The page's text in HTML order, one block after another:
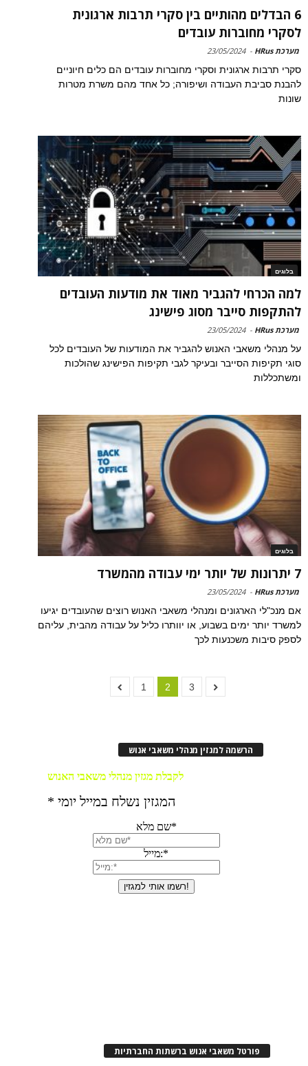
6 הבדלים מהותיים בין סקרי תרבות ארגונית
לסקרי מחוברות עובדים
מערכת HRus -
23/05/2024
סקרי תרבות ארגונית וסקרי מחוברות עובדים הם כלים חיוניים
להבנת סביבת העבודה ושיפורה; כל אחד מהם משרת מטרות
שונות
בלוגים
למה הכרחי להגביר מאוד את מודעות העובדים
להתקפות סייבר מסוג פישינג
מערכת HRus -
23/05/2024
על מנהלי משאבי האנוש להגביר את המודעות של העובדים לכל
סוגי תקיפות הסייבר ובעיקר לגבי תקיפות הפישינג שהולכות
ומשתכללות
בלוגים
7 יתרונות של יותר ימי עבודה מהמשרד
מערכת HRus -
23/05/2024
אם מנכ"לי הארגונים ומנהלי משאבי האנוש רוצים שהעובדים יגיעו
למשרד יותר ימים בשבוע, או יוותרו כליל על עבודה מהבית, עליהם
לספק סיבות משכנעות לכך
1 2 3
הרשמה למגזין מנהלי משאבי אנוש
פורטל משאבי אנוש ברשתות החברתיות